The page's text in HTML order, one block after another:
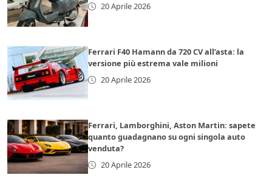
20 Aprile 2026
Ferrari F40 Hamann da 720 CV all’asta: la
versione più estrema vale milioni
20 Aprile 2026
Ferrari, Lamborghini, Aston Martin: sapete
quanto guadagnano su ogni singola auto
venduta?
20 Aprile 2026